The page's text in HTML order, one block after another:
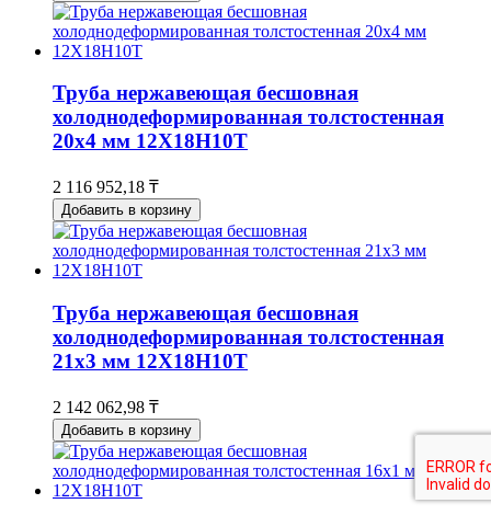
Труба нержавеющая бесшовная
холоднодеформированная толстостенная
20х4 мм 12Х18Н10Т
2 116 952,18 ₸
Добавить в корзину
Труба нержавеющая бесшовная
холоднодеформированная толстостенная
21х3 мм 12Х18Н10Т
2 142 062,98 ₸
Добавить в корзину